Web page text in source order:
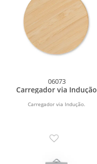
06073
Carregador via Indução
Carregador via Indução.